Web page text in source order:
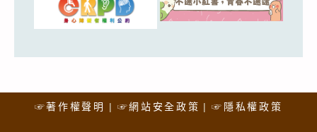
☞著作權聲明 ☞網站安全政策 ☞隱私權政策